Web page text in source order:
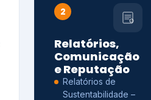
2
Relatórios,
Comunicação
e Reputação
Relatórios de
Sustentabilidade –